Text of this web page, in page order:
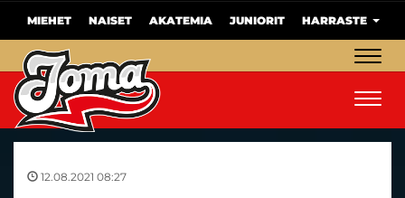
MIEHET NAISET AKATEMIA JUNIORIT HARRASTE
12.08.2021 08:27